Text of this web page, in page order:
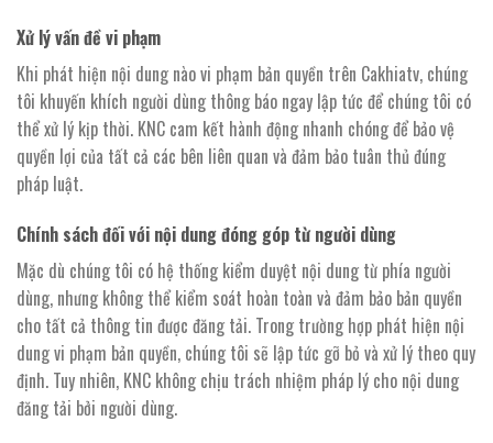
Xử lý vấn đề vi phạm
Khi phát hiện nội dung nào vi phạm bản quyền trên Cakhiatv, chúng
tôi khuyến khích người dùng thông báo ngay lập tức để chúng tôi có
thể xử lý kịp thời. KNC cam kết hành động nhanh chóng để bảo vệ
quyền lợi của tất cả các bên liên quan và đảm bảo tuân thủ đúng
pháp luật.
Chính sách đối với nội dung đóng góp từ người dùng
Mặc dù chúng tôi có hệ thống kiểm duyệt nội dung từ phía người
dùng, nhưng không thể kiểm soát hoàn toàn và đảm bảo bản quyền
cho tất cả thông tin được đăng tải. Trong trường hợp phát hiện nội
dung vi phạm bản quyền, chúng tôi sẽ lập tức gỡ bỏ và xử lý theo quy
định. Tuy nhiên, KNC không chịu trách nhiệm pháp lý cho nội dung
đăng tải bởi người dùng.